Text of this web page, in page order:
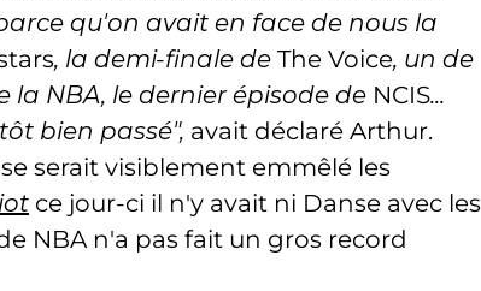
qu'on avait en face de nous la
, la demi-finale de The Voice, un de
NBA, le dernier épisode de NCIS...
bien passé", avait déclaré Arthur.
serait visiblement emmêlé les
ce jour-ci il n'y avait ni Danse avec les
NBA n'a pas fait un gros record